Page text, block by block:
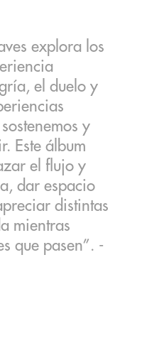
explora los
el duelo y
y
Este álbum
el flujo y
dar espacio
distintas
mientras
que pasen”. -